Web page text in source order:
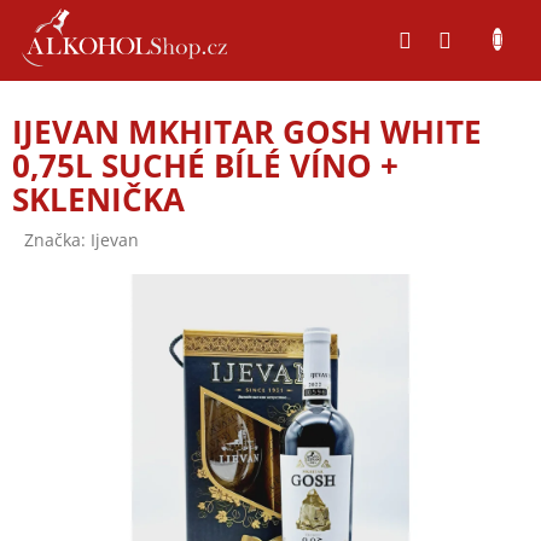
obsah
IJEVAN MKHITAR GOSH WHITE
0,75L SUCHÉ BÍLÉ VÍNO +
SKLENIČKA
Značka: Ijevan